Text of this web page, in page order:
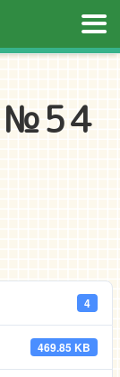
№54
4
469.85 KB